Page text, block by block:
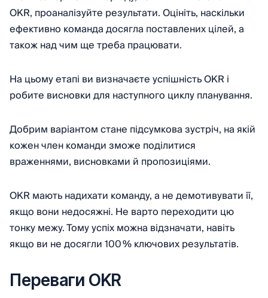
OKR, проаналізуйте результати. Оцініть, наскільки
ефективно команда досягла поставлених цілей, а
також над чим ще треба працювати.
На цьому етапі ви визначаєте успішність OKR і
робите висновки для наступного циклу планування.
Добрим варіантом стане підсумкова зустріч, на якій
кожен член команди зможе поділитися
враженнями, висновками й пропозиціями.
OKR мають надихати команду, а не демотивувати її,
якщо вони недосяжні. Не варто переходити цю
тонку межу. Тому успіх можна відзначати, навіть
якщо ви не досягли 100 % ключових результатів.
Переваги OKR